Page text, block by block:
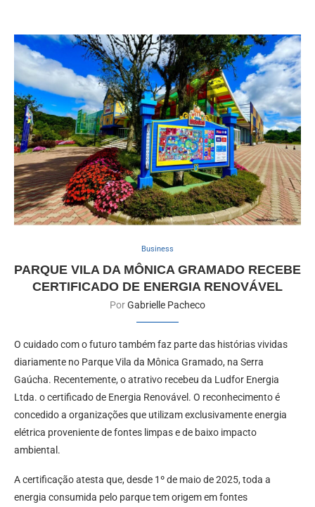
Business
PARQUE VILA DA MÔNICA GRAMADO RECEBE
CERTIFICADO DE ENERGIA RENOVÁVEL
PorGabrielle Pacheco
O cuidado com o futuro também faz parte das histórias vividas
diariamente no Parque Vila da Mônica Gramado, na Serra
Gaúcha. Recentemente, o atrativo recebeu da Ludfor Energia
Ltda. o certificado de Energia Renovável. O reconhecimento é
concedido a organizações que utilizam exclusivamente energia
elétrica proveniente de fontes limpas e de baixo impacto
ambiental.
A certificação atesta que, desde 1º de maio de 2025, toda a
energia consumida pelo parque tem origem em fontes